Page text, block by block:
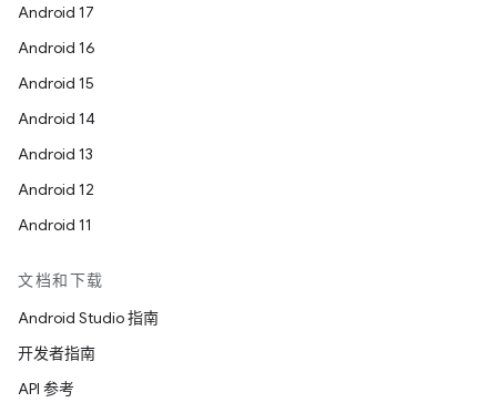
Android 17
Android 16
Android 15
Android 14
Android 13
Android 12
Android 11
文档和下载
Android Studio 指南
开发者指南
API 参考